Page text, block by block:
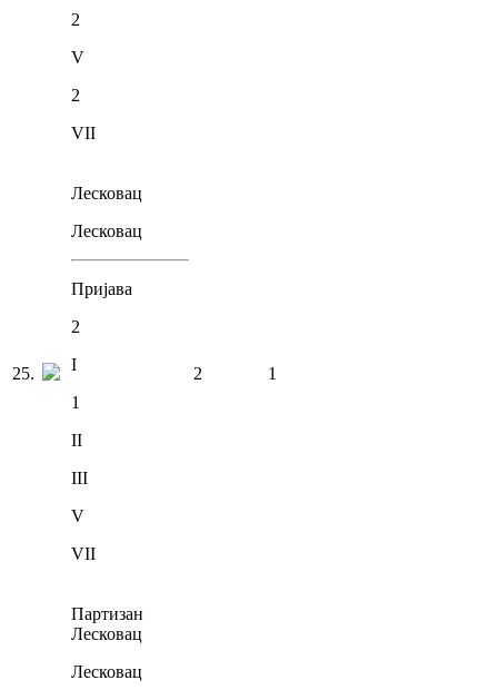
2
V
2
VII
25.
Лесковац
Лесковац
Пријава
2
I
1
II
III
V
VII
2 1
Партизан
Лесковац
Лесковац